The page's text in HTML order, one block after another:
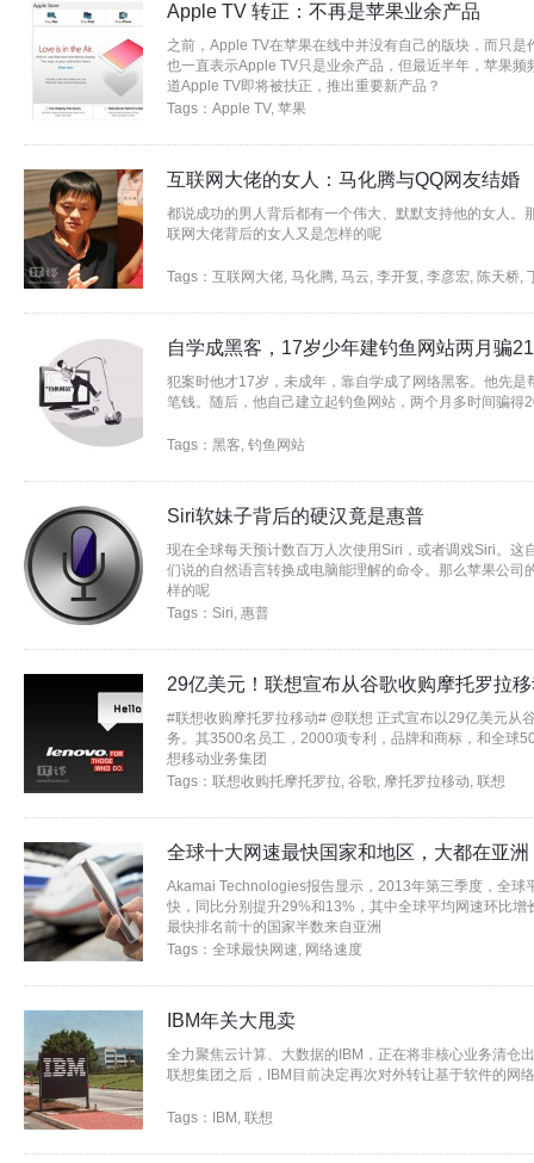
Apple TV 转正：不再是苹果业余产品
之前，Apple TV在苹果在线中并没有自己的版块，而只
也一直表示Apple TV只是业余产品，但最近半年，苹果
道Apple TV即将被扶正，推出重要新产品？
Tags： Apple TV, 苹果
互联网大佬的女人：马化腾与QQ网友结婚
都说成功的男人背后都有一个伟大、默默支持他的女人。
联网大佬背后的女人又是怎样的呢
Tags： 互联网大佬, 马化腾, 马云, 李开复, 李彦宏, 陈天桥,
自学成黑客，17岁少年建钓鱼网站两月骗
犯案时他才17岁，未成年，靠自学成了网络黑客。他先是
笔钱。随后，他自己建立起钓鱼网站，两个月多时间骗得
Tags： 黑客, 钓鱼网站
Siri软妹子背后的硬汉竟是惠普
现在全球每天预计数百万人次使用Siri，或者调戏Siri。这
们说的自然语言转换成电脑能理解的命令。那么苹果公司
样的呢
Tags： Siri, 惠普
29亿美元！联想宣布从谷歌收购摩托罗拉
#联想收购摩托罗拉移动# @联想 正式宣布以29亿美元从
务。其3500名员工，2000项专利，品牌和商标，和全球
想移动业务集团
Tags： 联想收购托摩托罗拉, 谷歌, 摩托罗拉移动, 联想
全球十大网速最快国家和地区，大都在亚洲
Akamai Technologies报告显示，2013年第三季度，全球
快，同比分别提升29%和13%，其中全球平均网速环比
最快排名前十的国家半数来自亚洲
Tags： 全球最快网速, 网络速度
IBM年关大甩卖
全力聚焦云计算、大数据的IBM，正在将非核心业务清仓
联想集团之后，IBM目前决定再次对外转让基于软件的网
Tags： IBM , 联想